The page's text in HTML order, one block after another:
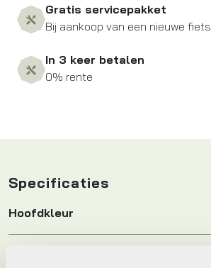
Gratis servicepakket
Bij aankoop van een nieuwe fiets
In 3 keer betalen
0% rente
Specificaties
Hoofdkleur